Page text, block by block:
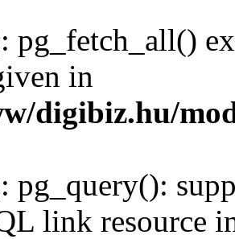
: pg_fetch_all()
in
digibiz.hu/
: pg_query():
link resource